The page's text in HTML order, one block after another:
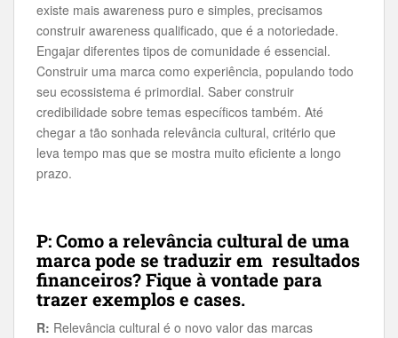
existe mais awareness puro e simples, precisamos
construir awareness qualificado, que é a notoriedade.
Engajar diferentes tipos de comunidade é essencial.
Construir uma marca como experiência, populando todo
seu ecossistema é primordial. Saber construir
credibilidade sobre temas específicos também. Até
chegar a tão sonhada relevância cultural, critério que
leva tempo mas que se mostra muito eficiente a longo
prazo.
P: Como a relevância cultural de uma
marca pode se traduzir em resultados
financeiros? Fique à vontade para
trazer exemplos e cases.
R: Relevância cultural é o novo valor das marcas